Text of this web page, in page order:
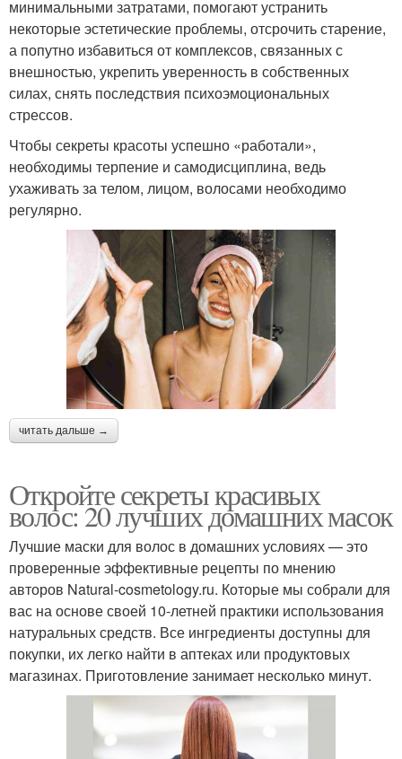
минимальными затратами, помогают устранить
некоторые эстетические проблемы, отсрочить старение,
а попутно избавиться от комплексов, связанных с
внешностью, укрепить уверенность в собственных
силах, снять последствия психоэмоциональных
стрессов.
Чтобы секреты красоты успешно «работали»,
необходимы терпение и самодисциплина, ведь
ухаживать за телом, лицом, волосами необходимо
регулярно.
читать дальше →
Откройте секреты красивых
волос: 20 лучших домашних масок
Лучшие маски для волос в домашних условиях — это
проверенные эффективные рецепты по мнению
авторов Natural-cosmetology.ru. Которые мы собрали для
вас на основе своей 10-летней практики использования
натуральных средств. Все ингредиенты доступны для
покупки, их легко найти в аптеках или продуктовых
магазинах. Приготовление занимает несколько минут.